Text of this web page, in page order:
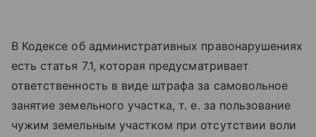
В Кодексе об административных правонарушениях
есть статья 7.1, которая предусматривает
ответственность в виде штрафа за самовольное
занятие земельного участка, т. е. за пользование
чужим земельным участком при отсутствии воли